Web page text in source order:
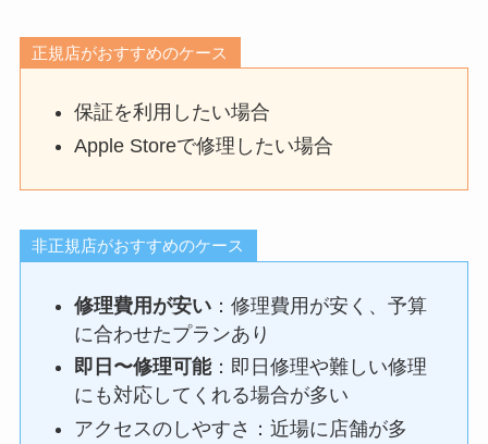
正規店がおすすめのケース
保証を利用したい場合
Apple Storeで修理したい場合
非正規店がおすすめのケース
修理費用が安い ：修理費用が安く、予算
に合わせたプランあり
即日〜修理可能：即日修理や難しい修理
にも対応してくれる場合が多い
アクセスのしやすさ：近場に店舗が多